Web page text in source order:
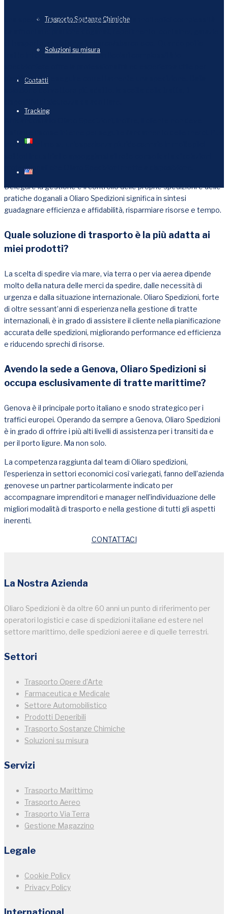
Trasporto Sostanze Chimiche
Soluzioni su misura
Contatti
Tracking
Una spedizione internazionale presenta molteplici complessità
tratte interessate rivelano particolari complessità lo
pianificare ed eseguire correttamente una spedizione. Dalla
inoltre contare su un’esperienza pluridecennale in molteplici
professionali che Oliaro Spedizioni mette a disposizione.
Delegare la gestione e il controllo delle proprie spedizioni e delle
pratiche doganali a Oliaro Spedizioni significa in sintesi
guadagnare efficienza e affidabilità, risparmiare risorse e tempo.
Quale soluzione di trasporto è la più adatta ai
miei prodotti?
La scelta di spedire via mare, via terra o per via aerea dipende
molto della natura delle merci da spedire, dalle necessità di
urgenza e dalla situazione internazionale. Oliaro Spedizioni, forte
di oltre sessant’anni di esperienza nella gestione di tratte
internazionali, è in grado di assistere il cliente nella pianificazione
accurata delle spedizioni, migliorando performance ed efficienza
e riducendo sprechi di risorse.
Avendo la sede a Genova, Oliaro Spedizioni si
occupa esclusivamente di tratte marittime?
Genova è il principale porto italiano e snodo strategico per i
traffici europei. Operando da sempre a Genova, Oliaro Spedizioni
è in grado di offrire i più alti livelli di assistenza per i transiti da e
per il porto ligure. Ma non solo.
La competenza raggiunta dal team di Oliaro spedizioni,
l’esperienza in settori economici così variegati, fanno dell’azienda
genovese un partner particolarmente indicato per
accompagnare imprenditori e manager nell’individuazione delle
migliori modalità di trasporto e nella gestione di tutti gli aspetti
inerenti.
CONTATTACI
La Nostra Azienda
Oliaro Spedizioni è da oltre 60 anni un punto di riferimento per
operatori logistici e case di spedizioni italiane ed estere nel
settore marittimo, delle spedizioni aeree e di quelle terrestri.
Settori
Trasporto Opere d’Arte
Farmaceutica e Medicale
Settore Automobilistico
Prodotti Deperibili
Trasporto Sostanze Chimiche
Soluzioni su misura
Servizi
Trasporto Marittimo
Trasporto Aereo
Trasporto Via Terra
Gestione Magazzino
Legale
Cookie Policy
Privacy Policy